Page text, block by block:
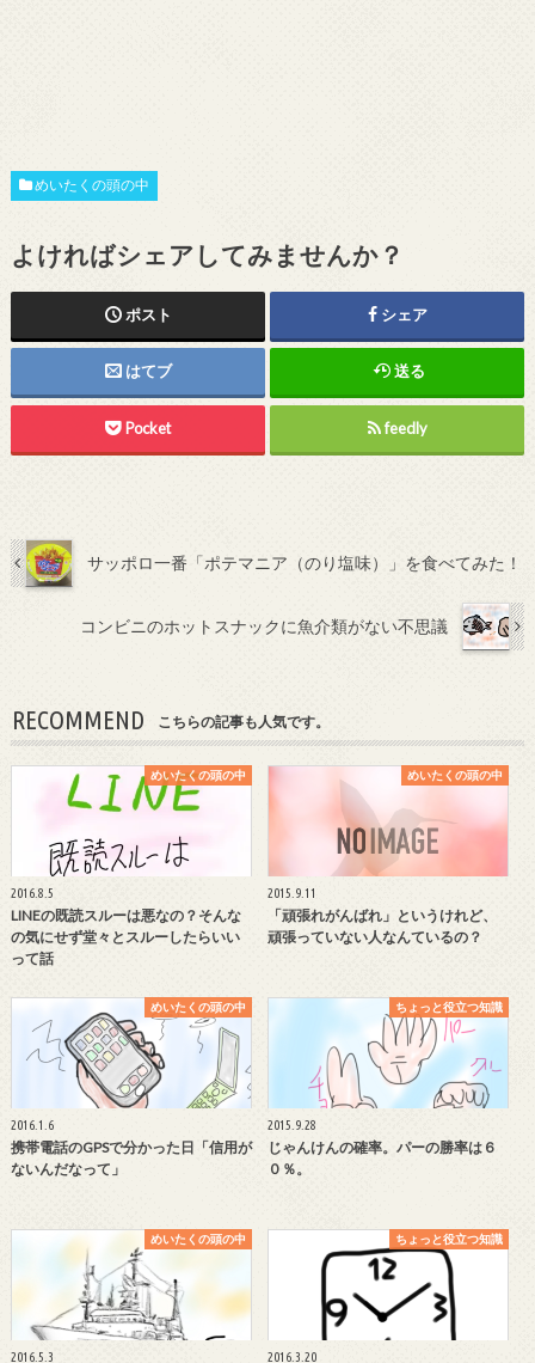
めいたくの頭の中
よければシェアしてみませんか？
ポスト シェア
はてブ 送る
Pocket feedly
サッポロ一番「ポテマニア（のり塩味）」を食べてみた！
コンビニのホットスナックに魚介類がない不思議
RECOMMEND こちらの記事も人気です。
めいたくの頭の中
2016.8.5
LINEの既読スルーは悪なの？そんな
の気にせず堂々とスルーしたらいい
って話
めいたくの頭の中
2015.9.11
「頑張れがんばれ」というけれど、
頑張っていない人なんているの？
めいたくの頭の中
2016.1.6
携帯電話のGPSで分かった日「信用が
ないんだなって」
ちょっと役立つ知識
2015.9.28
じゃんけんの確率。パーの勝率は６
０％。
めいたくの頭の中
2016.5.3
ちょっと役立つ知識
2016.3.20